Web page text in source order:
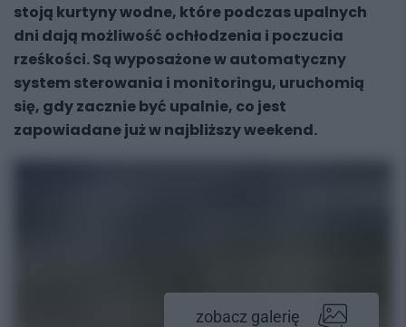
stoją kurtyny wodne, które podczas upalnych
dni dają możliwość ochłodzenia i poczucia
rześkości. Są wyposażone w automatyczny
system sterowania i monitoringu, uruchomią
się, gdy zacznie być upalnie, co jest
zapowiadane już w najbliższy weekend.
zobacz galerię